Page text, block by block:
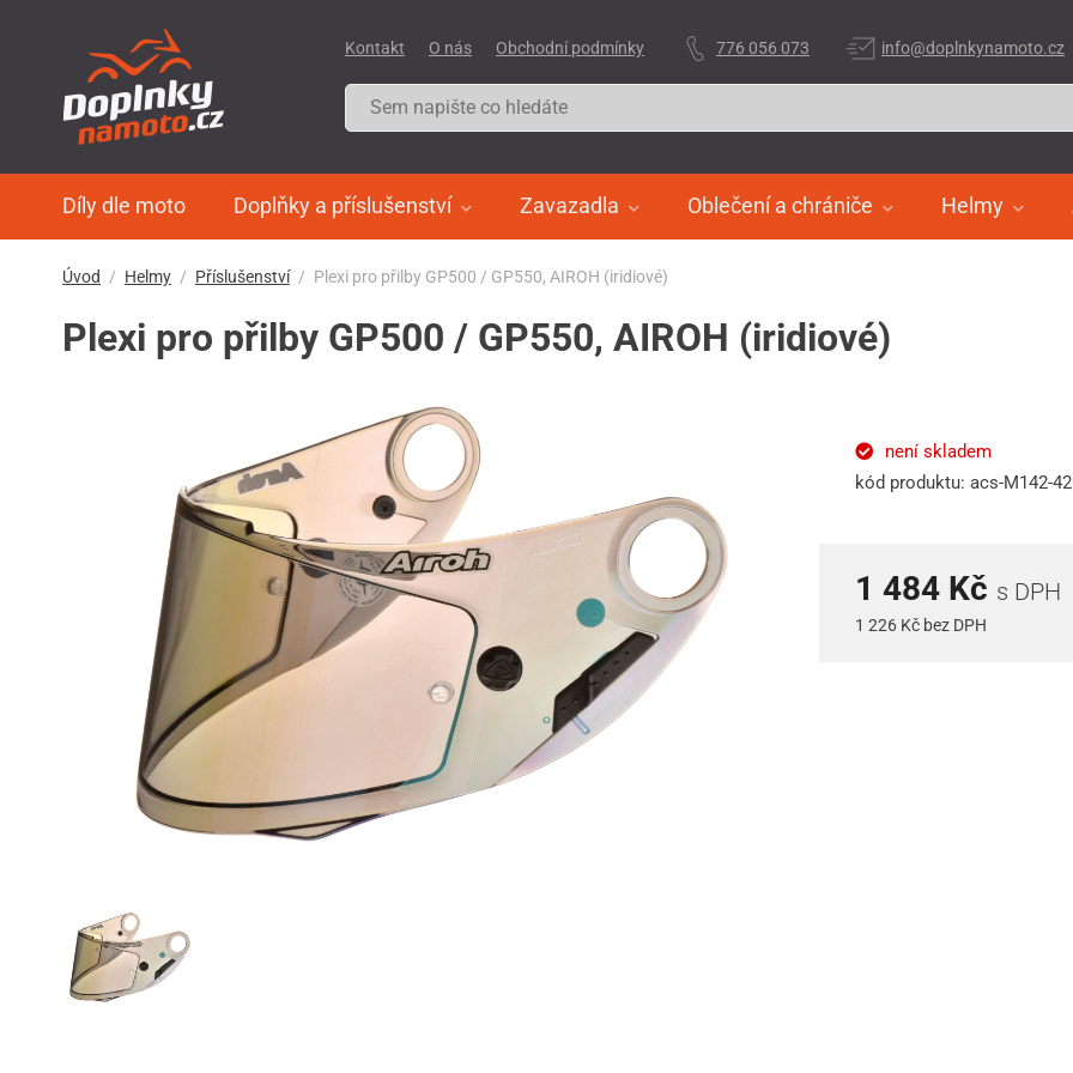
Díly dle moto Doplňky a příslušenství Zavazadla Oblečení a chrániče Helmy
Kontakt O nás Obchodní podmínky 776 056 073 info@doplnkynamoto.cz
Úvod Helmy Příslušenství Plexi pro přilby GP500 / GP550, AIROH (iridiové)
Plexi pro přilby GP500 / GP550, AIROH (iridiové)
není skladem
kód produktu: acs-M142-
1 484 Kč s DPH
1 226 Kč bez DPH